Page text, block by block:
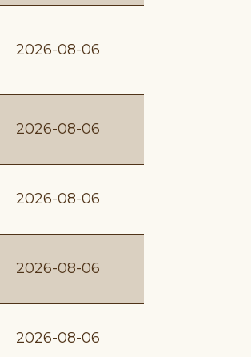
2026-08-06
2026-08-06
2026-08-06
2026-08-06
2026-08-06